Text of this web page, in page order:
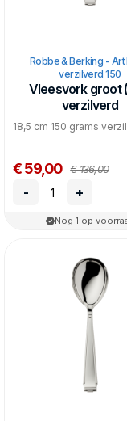
Robbe & Berking -
verzilverd 150
Vleesvork groot
verzilverd
18,5 cm 150 grams
€ 59,00 € 136,00
- +
Nog 1 op